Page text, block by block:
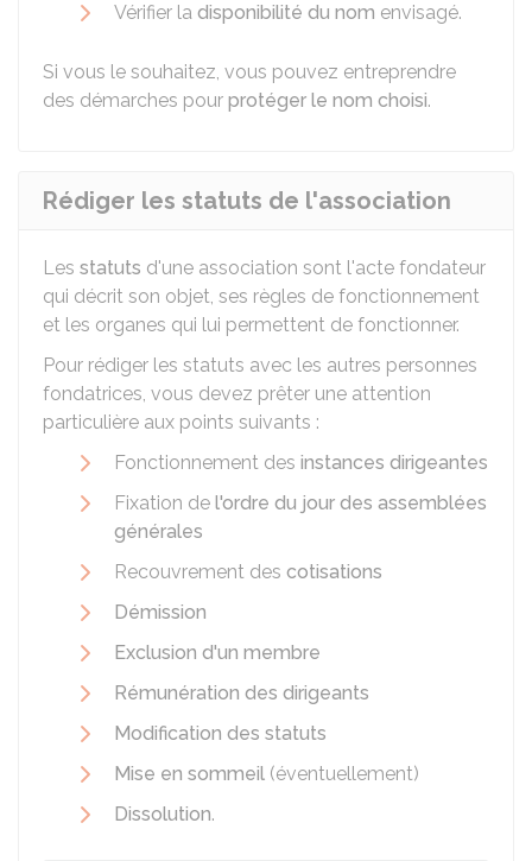
Vérifier la disponibilité du nom envisagé.
Si vous le souhaitez, vous pouvez entreprendre
des démarches pour protéger le nom choisi.
Rédiger les statuts de l'association
Les statuts d'une association sont l'acte fondateur
qui décrit son objet, ses règles de fonctionnement
et les organes qui lui permettent de fonctionner.
Pour rédiger les statuts avec les autres personnes
fondatrices, vous devez prêter une attention
particulière aux points suivants :
Fonctionnement des instances dirigeantes
Fixation de l'ordre du jour des assemblées
générales
Recouvrement des cotisations
Démission
Exclusion d'un membre
Rémunération des dirigeants
Modification des statuts
Mise en sommeil (éventuellement)
Dissolution.